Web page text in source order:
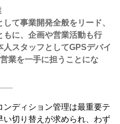
て事業開発全般をリード、
に、企画や営業活動も行
スタッフとしてGPSデバイ
業を一手に担うことにな
ディション管理は最重要テ
切り替えが求められ、わず